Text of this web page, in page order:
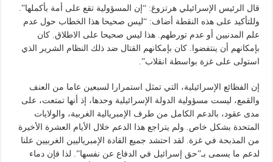
قال الرئيس الإسرائيلي هرتزوغ: “إن المسؤولية تقع على أمة بأكملها”.
وللتأكيد على هذه النقطة أضاف: “ليس صحيحا هذا الخطاب حول عدم
علم المدنيين أو عدم تورطهم. هذا ليس صحيحا على الاطلاق. كان
بإمكانهم أن ينتفضوا. كان بإمكانهم القتال ضد ذلك النظام الشرير الذي
استولى على غزة بواسطة انقلاب”.
إن الفظائع الإسرائيلية، التي تمثل استمرارا لسبعين عاما من العنف
والقمع، ليست مسؤولية الدولة الإسرائيلية وحدها، إذ أنها تمتعت، على
مدى عقود، بالدعم الكامل من طرف الإمبريالية الغربية، والولايات
المتحدة بشكل خاص. ولم يتراجع هذا الدعم خلال الأيام العشرة الأخيرة
من المذبحة في غزة. لقد احتشد جميع القادة الإمبرياليين الغربيين علنا
لدعم ما يسمى بـ”حق إسرائيل في الدفاع عن نفسها”. لذا فإن دماء